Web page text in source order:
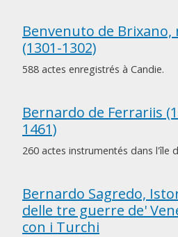
Benvenuto de Brixano,
(1301-1302)
588 actes enregistrés à Candie.
Bernardo de Ferrariis
1461)
260 actes instrumentés dans l'île
Bernardo Sagredo,
delle tre guerre de'
con i Turchi